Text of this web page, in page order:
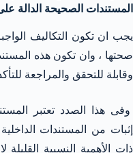
المستندات الصحيحة الدالة
يجب ان تكون التكاليف
صحتها ، وان تكون هذه
وقابلة للتحقق والمراجعة
وفى هذا الصدد تعتبر
إثبات من المستندات
ذات الأهمية النسبية